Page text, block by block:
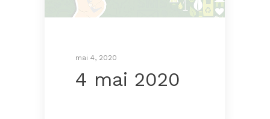
mai 4, 2020
4 mai 2020